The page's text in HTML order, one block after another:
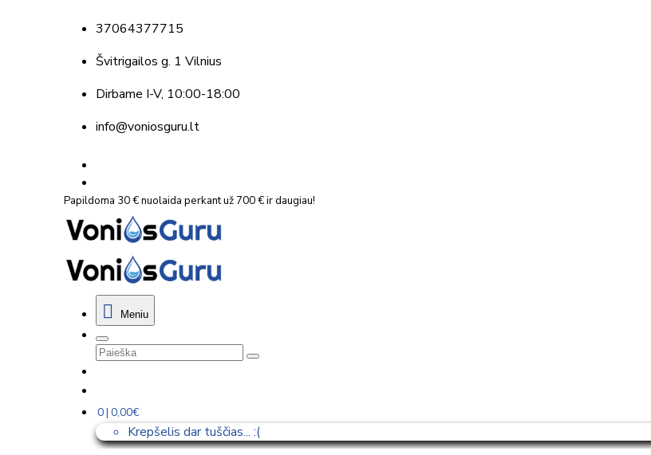
37064377715
Švitrigailos g. 1 Vilnius
Dirbame I-V, 10:00-18:00
info@voniosguru.lt
Papildoma 30 € nuolaida perkant už 700 € ir daugiau!
Meniu
0 | 0,00€
Krepšelis dar tuščias... :(